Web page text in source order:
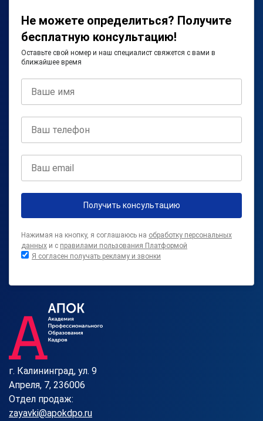
Не можете определиться? Получите
бесплатную консультацию!
Оставьте свой номер и наш специалист свяжется с вами в
ближайшее время
Получить консультацию
Нажимая на кнопку, я соглашаюсь на обработку персональных
данных и с правилами пользования Платформой
Я согласен получать рекламу и звонки
г. Калининград, ул. 9
Апреля, 7, 236006
Отдел продаж:
zayavki@apokdpo.ru